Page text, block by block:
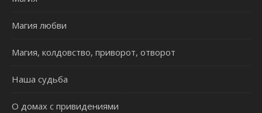
Магия любви
Магия, колдовство, приворот, отворот
Наша судьба
О домах с привидениями